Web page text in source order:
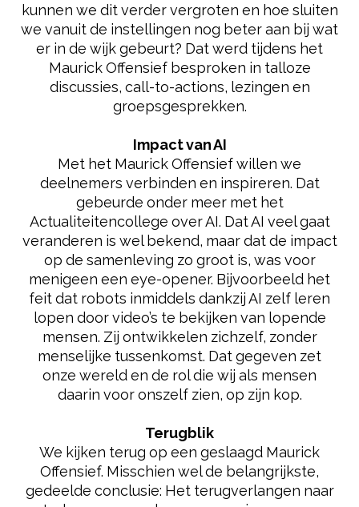
kunnen we dit verder vergroten en hoe sluiten
we vanuit de instellingen nog beter aan bij wat
er in de wijk gebeurt? Dat werd tijdens het
Maurick Offensief besproken in talloze
discussies, call-to-actions, lezingen en
groepsgesprekken.
Impact van AI
Met het Maurick Offensief willen we
deelnemers verbinden en inspireren. Dat
gebeurde onder meer met het
Actualiteitencollege over AI. Dat AI veel gaat
veranderen is wel bekend, maar dat de impact
op de samenleving zo groot is, was voor
menigeen een eye-opener. Bijvoorbeeld het
feit dat robots inmiddels dankzij AI zelf leren
lopen door video’s te bekijken van lopende
mensen. Zij ontwikkelen zichzelf, zonder
menselijke tussenkomst. Dat gegeven zet
onze wereld en de rol die wij als mensen
daarin voor onszelf zien, op zijn kop.​​​​​​​
Terugblik
We kijken terug op een geslaagd Maurick
Offensief. Misschien wel de belangrijkste,
gedeelde conclusie: Het terugverlangen naar